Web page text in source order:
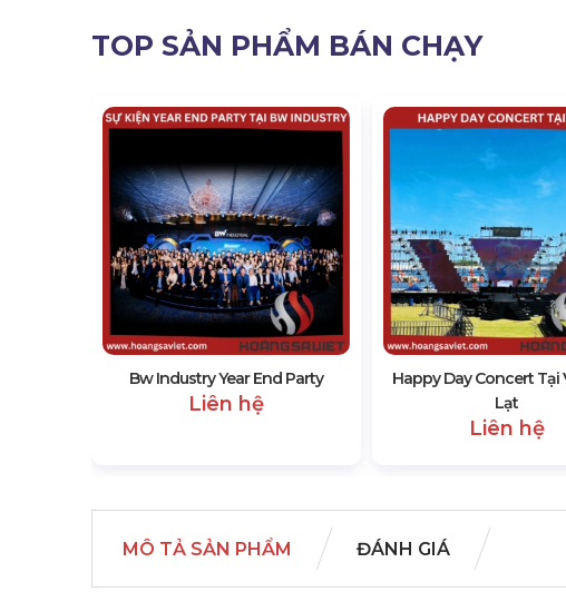
TOP SẢN PHẨM BÁN CHẠY
Bw Industry Year End Party
Liên hệ
Happy Day Concert Tại
Lạt
Liên hệ
MÔ TẢ SẢN PHẨM ĐÁNH GIÁ